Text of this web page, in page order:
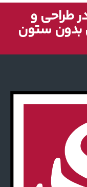
طراحی و
ستون